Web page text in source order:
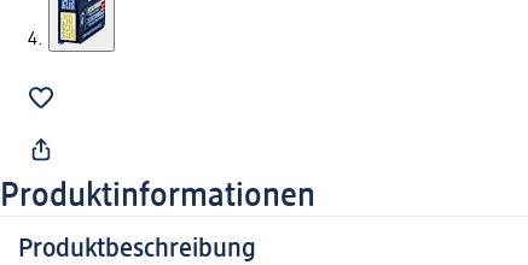
Produktinformationen
Produktbeschreibung